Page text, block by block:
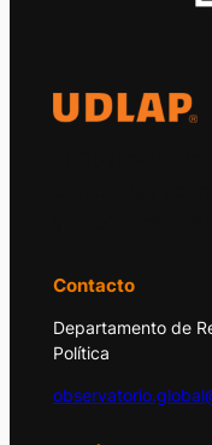
Contacto
Departamento de
Política